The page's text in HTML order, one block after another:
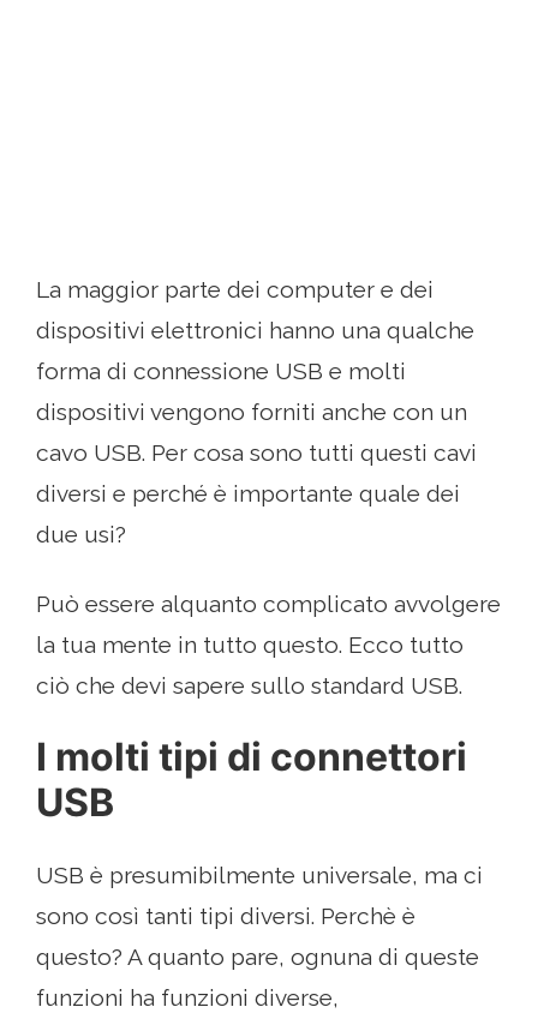
La maggior parte dei computer e dei
dispositivi elettronici hanno una qualche
forma di connessione USB e molti
dispositivi vengono forniti anche con un
cavo USB. Per cosa sono tutti questi cavi
diversi e perché è importante quale dei
due usi?
Può essere alquanto complicato avvolgere
la tua mente in tutto questo. Ecco tutto
ciò che devi sapere sullo standard USB.
I molti tipi di connettori
USB
USB è presumibilmente universale, ma ci
sono così tanti tipi diversi. Perchè è
questo? A quanto pare, ognuna di queste
funzioni ha funzioni diverse,